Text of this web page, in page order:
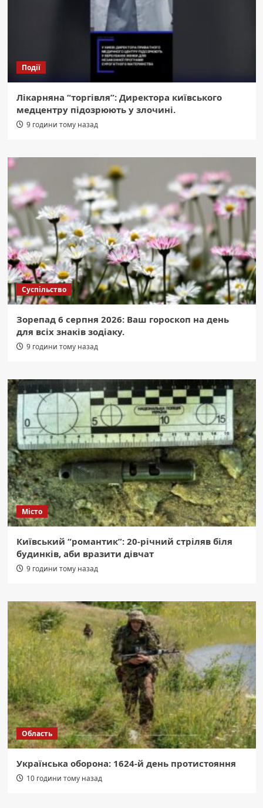
Події
Лікарняна “торгівля”: Директора київського
медцентру підозрюють у злочині.
9 години тому назад
Суспільство
Зорепад 6 серпня 2026: Ваш гороскоп на день
для всіх знаків зодіаку.
9 години тому назад
Місто
Київський “романтик”: 20-річний стріляв біля
будинків, аби вразити дівчат
9 години тому назад
Область
Українська оборона: 1624-й день протистояння
10 години тому назад